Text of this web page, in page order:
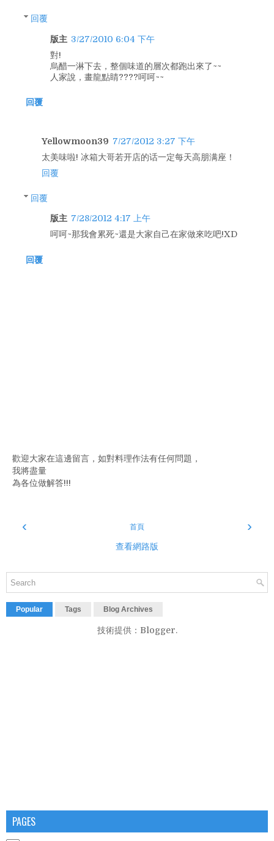
回覆
版主 3/27/2010 6:04 下午
對!
烏醋一淋下去，整個味道的層次都跑出來了~~
人家說，畫龍點睛????呵呵~~
回覆
Yellowmoon39 7/27/2012 3:27 下午
太美味啦! 冰箱大哥若开店的话一定每天高朋满座！
回覆
回覆
版主 7/28/2012 4:17 上午
呵呵~那我會累死~還是大家自己在家做來吃吧!XD
回覆
歡迎大家在這邊留言，如對料理作法有任何問題，
我將盡量
為各位做解答!!!
‹ ›
首頁
查看網路版
Popular Tags Blog Archives
技術提供： Blogger.
PAGES